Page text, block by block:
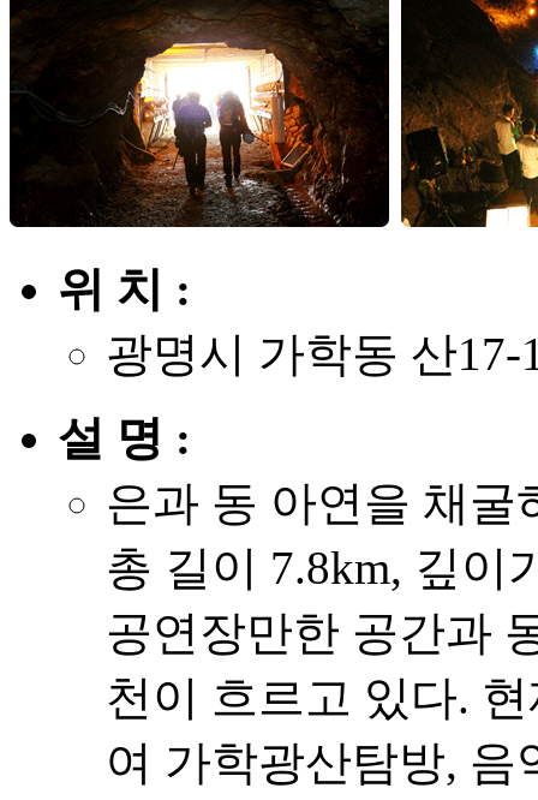
위 치 :
광명시 가학동 산17-
설 명 :
은과 동 아연을 채굴
총 길이 7.8km, 깊이
공연장만한 공간과
천이 흐르고 있다.
여 가학광산탐방,